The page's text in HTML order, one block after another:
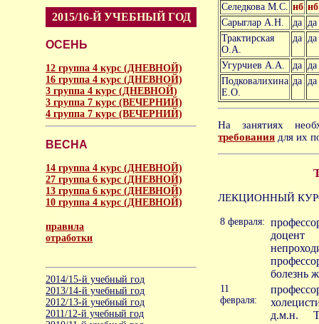
2015/16-Й УЧЕБНЫЙ ГОД
ОСЕНЬ
12 группа 4 курс (ДНЕВНОЙ)
16 группа 4 курс (ДНЕВНОЙ)
3 группа 4 курс (ДНЕВНОЙ)
3 группа 7 курс (ВЕЧЕРНИЙ)
4 группа 7 курс (ВЕЧЕРНИЙ)
ВЕСНА
14 группа 4 курс (ДНЕВНОЙ)
27 группа 6 курс (ДНЕВНОЙ)
13 группа 6 курс (ДНЕВНОЙ)
10 группа 4 курс (ДНЕВНОЙ)
правила
отработки
2014/15-й учебный год
2013/14-й учебный год
2012/13-й учебный год
2011/12-й учебный год
Селедкова М.С.
нб нб
Сарыглар А.Н.
да да
Трактирская
О.А.
да да
Угурчиев А.А. да да
Подковалихина
Е.О.
да да
На занятиях
требования для их
ЛЕКЦИОННЫЙ
8 февраля:
болезнь
11
февраля:
д.м.н.